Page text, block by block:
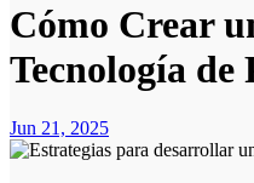
Cómo Crear
Tecnología de
Jun 21, 2025